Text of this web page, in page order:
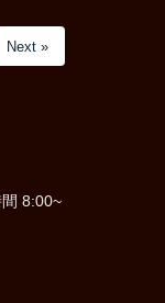
Next »
8:00~